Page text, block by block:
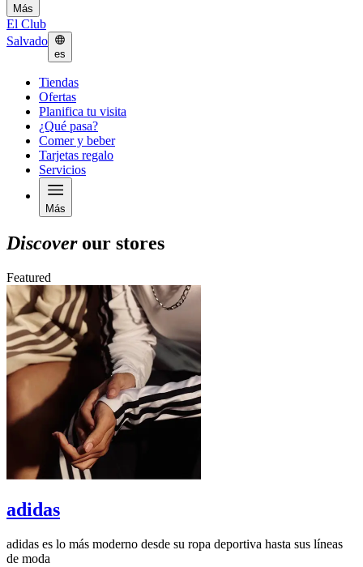
Más
El Club
Salvado
es
Tiendas
Ofertas
Planifica tu visita
¿Qué pasa?
Comer y beber
Tarjetas regalo
Servicios
Más
Discoverour stores
Featured
adidas
adidas es lo más moderno desde su ropa deportiva hasta sus líneas
de moda